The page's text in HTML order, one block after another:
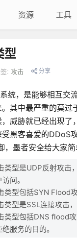
资源 工具
型
: 攻击 分享
统，是能够相互
其中最严重的莫
威胁就已经出现
黑客喜爱的DDoS
墨者安全给大家
类型是UDP反射攻
问。
类型包括SYN Flood
类型是SSL连接攻击
类型包括DNS flood
服务的目的。